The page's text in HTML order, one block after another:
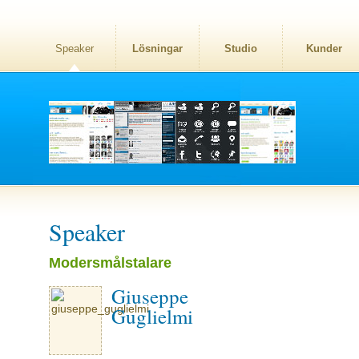
Speaker Lösningar Studio Kunder
Speaker
Modersmålstalare
Giuseppe
Guglielmi